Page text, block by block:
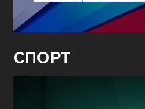
СПОРТ